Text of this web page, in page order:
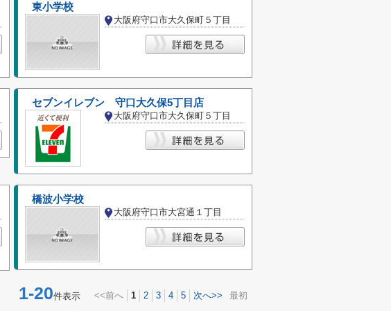
東小学校
大阪府守口市大久保町５丁目
セブンイレブン 守口大久保5丁目店
大阪府守口市大久保町５丁目
橋波小学校
大阪府守口市大宮通１丁目
1-20件表示 <<前へ 1 2 3 4 5 次へ>> 最初